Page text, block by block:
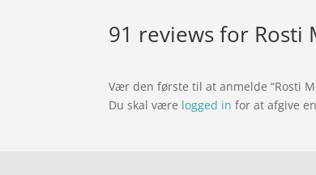
91 reviews for Rosti
Vær den første til at anmelde “Rosti
Du skal være logged in for at afgive